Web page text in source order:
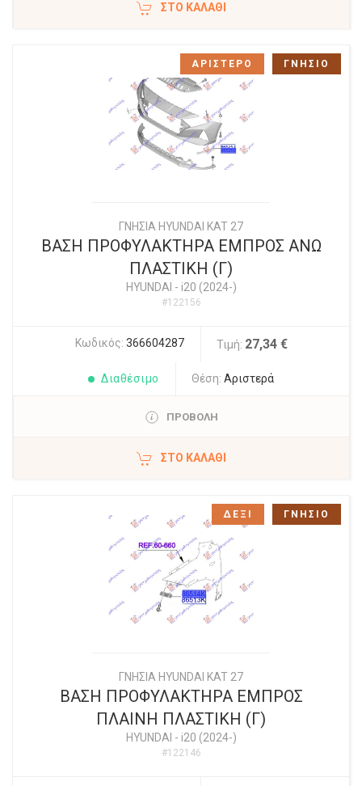
ΣΤΟ ΚΑΛΆΘΙ
ΓΝΗΣΙΑ HYUNDAI KAT 27
ΒΑΣΗ ΠΡΟΦΥΛΑΚΤΗΡΑ ΕΜΠΡΟΣ ΑΝΩ
ΠΛΑΣΤΙΚΗ (Γ)
HYUNDAI - i20 (2024-)
#122156
Κωδικός: 366604287 Τιμή: 27,34 €
Διαθέσιμο Θέση: Αριστερά
ΠΡΟΒΟΛΗ
ΣΤΟ ΚΑΛΆΘΙ
ΑΡΙΣΤΕΡΟ ΓΝΗΣΙΟ
ΓΝΗΣΙΑ HYUNDAI KAT 27
ΒΑΣΗ ΠΡΟΦΥΛΑΚΤΗΡΑ ΕΜΠΡΟΣ
ΠΛΑΙΝΗ ΠΛΑΣΤΙΚΗ (Γ)
HYUNDAI - i20 (2024-)
#122146
ΔΕΞΙ ΓΝΗΣΙΟ